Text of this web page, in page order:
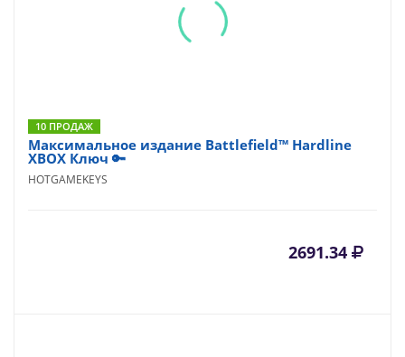
10 ПРОДАЖ
Максимальное издание Battlefield™ Hardline
XBOX Ключ 🔑
HOTGAMEKEYS
2691.34